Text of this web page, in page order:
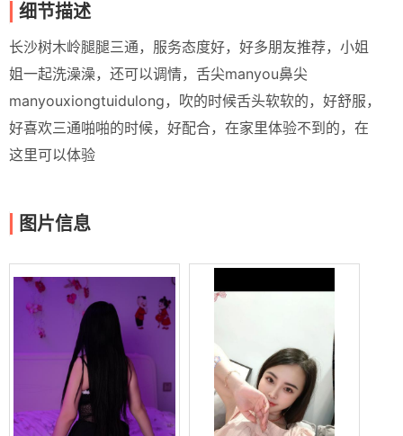
细节描述
长沙树木岭腿腿三通，服务态度好，好多朋友推荐，小姐
姐一起洗澡澡，还可以调情，舌尖manyou鼻尖
manyouxiongtuidulong，吹的时候舌头软软的，好舒服，
好喜欢三通啪啪的时候，好配合，在家里体验不到的，在
这里可以体验
图片信息